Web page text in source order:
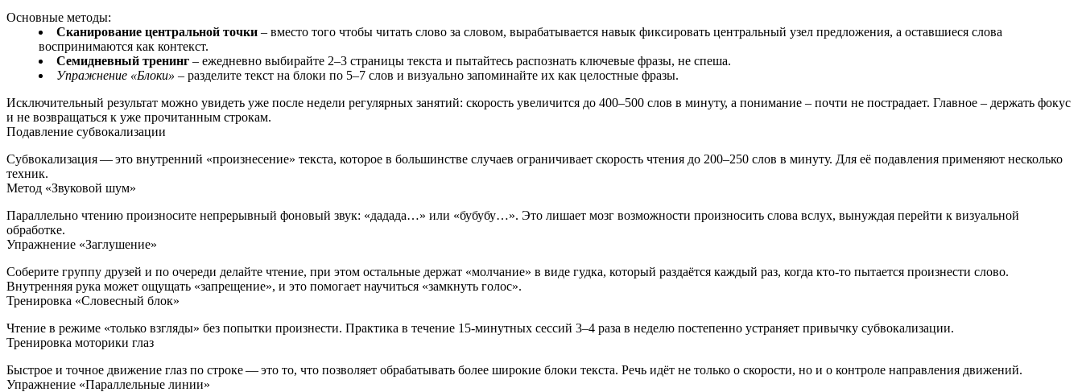
Основные методы:
Сканирование центральной точки – вместо того чтобы читать слово за словом, вырабатывается навык фиксировать центральный узел предложения, а оставшиеся слова
воспринимаются как контекст.
Семидневный тренинг – ежедневно выбирайте 2–3 страницы текста и пытайтесь распознать ключевые фразы, не спеша.
Упражнение «Блоки» – разделите текст на блоки по 5–7 слов и визуально запоминайте их как целостные фразы.
Исключительный результат можно увидеть уже после недели регулярных занятий: скорость увеличится до 400–500 слов в минуту, а понимание – почти не пострадает. Главное – держать фокус
и не возвращаться к уже прочитанным строкам.
Подавление субвокализации
Субвокализация — это внутренний «произнесение» текста, которое в большинстве случаев ограничивает скорость чтения до 200–250 слов в минуту. Для её подавления применяют несколько
техник.
Метод «Звуковой шум»
Параллельно чтению произносите непрерывный фоновый звук: «дадада…» или «бубубу…». Это лишает мозг возможности произносить слова вслух, вынуждая перейти к визуальной
обработке.
Упражнение «Заглушение»
Соберите группу друзей и по очереди делайте чтение, при этом остальные держат «молчание» в виде гудка, который раздаётся каждый раз, когда кто‑то пытается произнести слово.
Внутренняя рука может ощущать «запрещение», и это помогает научиться «замкнуть голос».
Тренировка «Словесный блок»
Чтение в режиме «только взгляды» без попытки произнести. Практика в течение 15‑минутных сессий 3–4 раза в неделю постепенно устраняет привычку субвокализации.
Тренировка моторики глаз
Быстрое и точное движение глаз по строке — это то, что позволяет обрабатывать более широкие блоки текста. Речь идёт не только о скорости, но и о контроле направления движений.
Упражнение «Параллельные линии»